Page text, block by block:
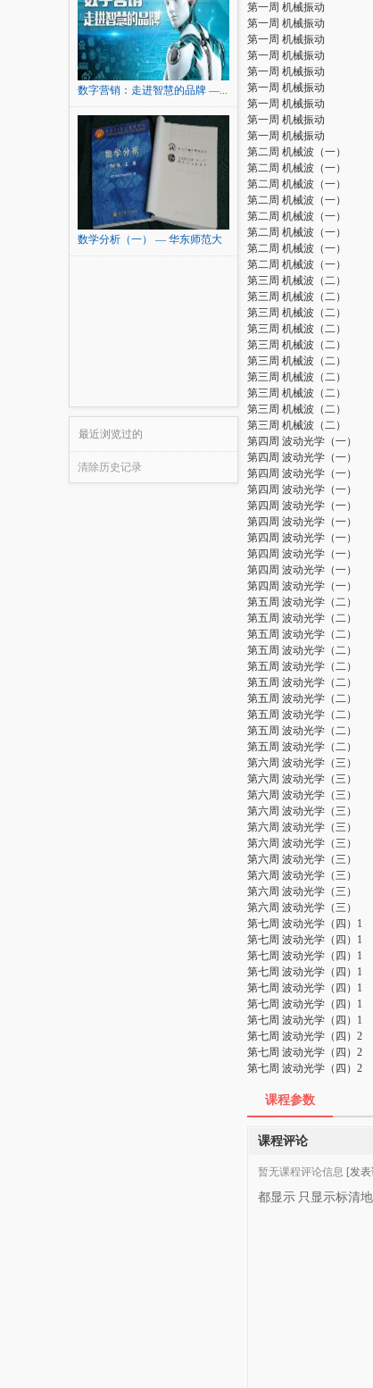
数字营销：走进智慧的品牌 —...
数学分析（一） — 华东师范大
学
最近浏览过的
清除历史记录
第一周 机械振动
第一周 机械振动
第一周 机械振动
第一周 机械振动
第一周 机械振动
第一周 机械振动
第一周 机械振动
第一周 机械振动
第一周 机械振动
第二周 机械波（一）
第二周 机械波（一）
第二周 机械波（一）
第二周 机械波（一）
第二周 机械波（一）
第二周 机械波（一）
第二周 机械波（一）
第二周 机械波（一）
第三周 机械波（二）
第三周 机械波（二）
第三周 机械波（二）
第三周 机械波（二）
第三周 机械波（二）
第三周 机械波（二）
第三周 机械波（二）
第三周 机械波（二）
第三周 机械波（二）
第三周 机械波（二）
第四周 波动光学（一）
第四周 波动光学（一）
第四周 波动光学（一）
第四周 波动光学（一）
第四周 波动光学（一）
第四周 波动光学（一）
第四周 波动光学（一）
第四周 波动光学（一）
第四周 波动光学（一）
第四周 波动光学（一）
第五周 波动光学（二）
第五周 波动光学（二）
第五周 波动光学（二）
第五周 波动光学（二）
第五周 波动光学（二）
第五周 波动光学（二）
第五周 波动光学（二）
第五周 波动光学（二）
第五周 波动光学（二）
第五周 波动光学（二）
第六周 波动光学（三）
第六周 波动光学（三）
第六周 波动光学（三）
第六周 波动光学（三）
第六周 波动光学（三）
第六周 波动光学（三）
第六周 波动光学（三）
第六周 波动光学（三）
第六周 波动光学（三）
第六周 波动光学（三）
第七周 波动光学（四）1
第七周 波动光学（四）1
第七周 波动光学（四）1
第七周 波动光学（四）1
第七周 波动光学（四）1
第七周 波动光学（四）1
第七周 波动光学（四）1
第七周 波动光学（四）2
第七周 波动光学（四）2
第七周 波动光学（四）2
课程参数
课程评论
暂无课程评论信息 [发
都显示 只显示标清